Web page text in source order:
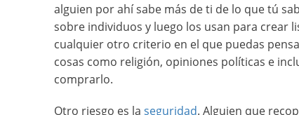
alguien por ahí sabe más de ti de lo que tú
sobre individuos y luego los usan para crear
cualquier otro criterio en el que puedas
cosas como religión, opiniones políticas e
comprarlo.
Otro riesgo es la seguridad. Alguien que